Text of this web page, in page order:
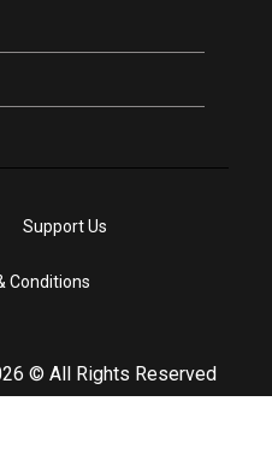
© All Rights Reserved
Support Us
Conditions